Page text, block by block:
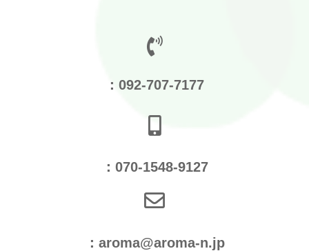
：092-707-7177
：070-1548-9127
：aroma@aroma-n.jp